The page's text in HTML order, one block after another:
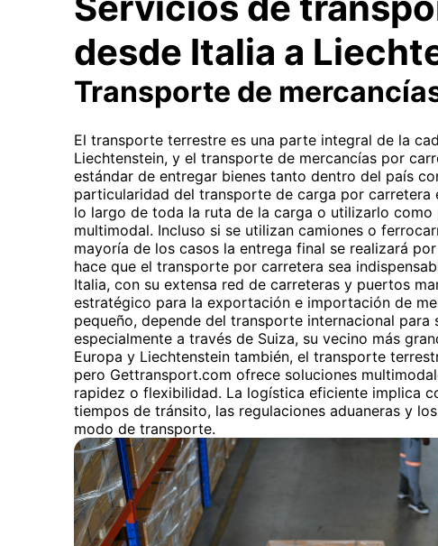
desde Italia a
Transporte de
El transporte terrestre es una parte integral de la
Liechtenstein, y el transporte de mercancías por
estándar de entregar bienes tanto dentro del país
particularidad del transporte de carga por carretera
lo largo de toda la ruta de la carga o utilizarlo
multimodal. Incluso si se utilizan camiones o
mayoría de los casos la entrega final se realizará
hace que el transporte por carretera sea
Italia, con su extensa red de carreteras y puertos
estratégico para la exportación e importación de
pequeño, depende del transporte internacional para
especialmente a través de Suiza, su vecino más
Europa y Liechtenstein también, el transporte
pero Gettransport.com ofrece soluciones
rapidez o flexibilidad. La logística eficiente implica
tiempos de tránsito, las regulaciones aduaneras y
modo de transporte.